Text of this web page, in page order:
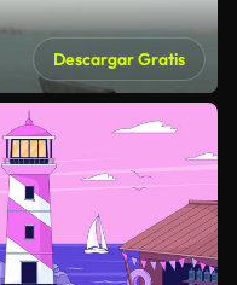
Descargar Gratis